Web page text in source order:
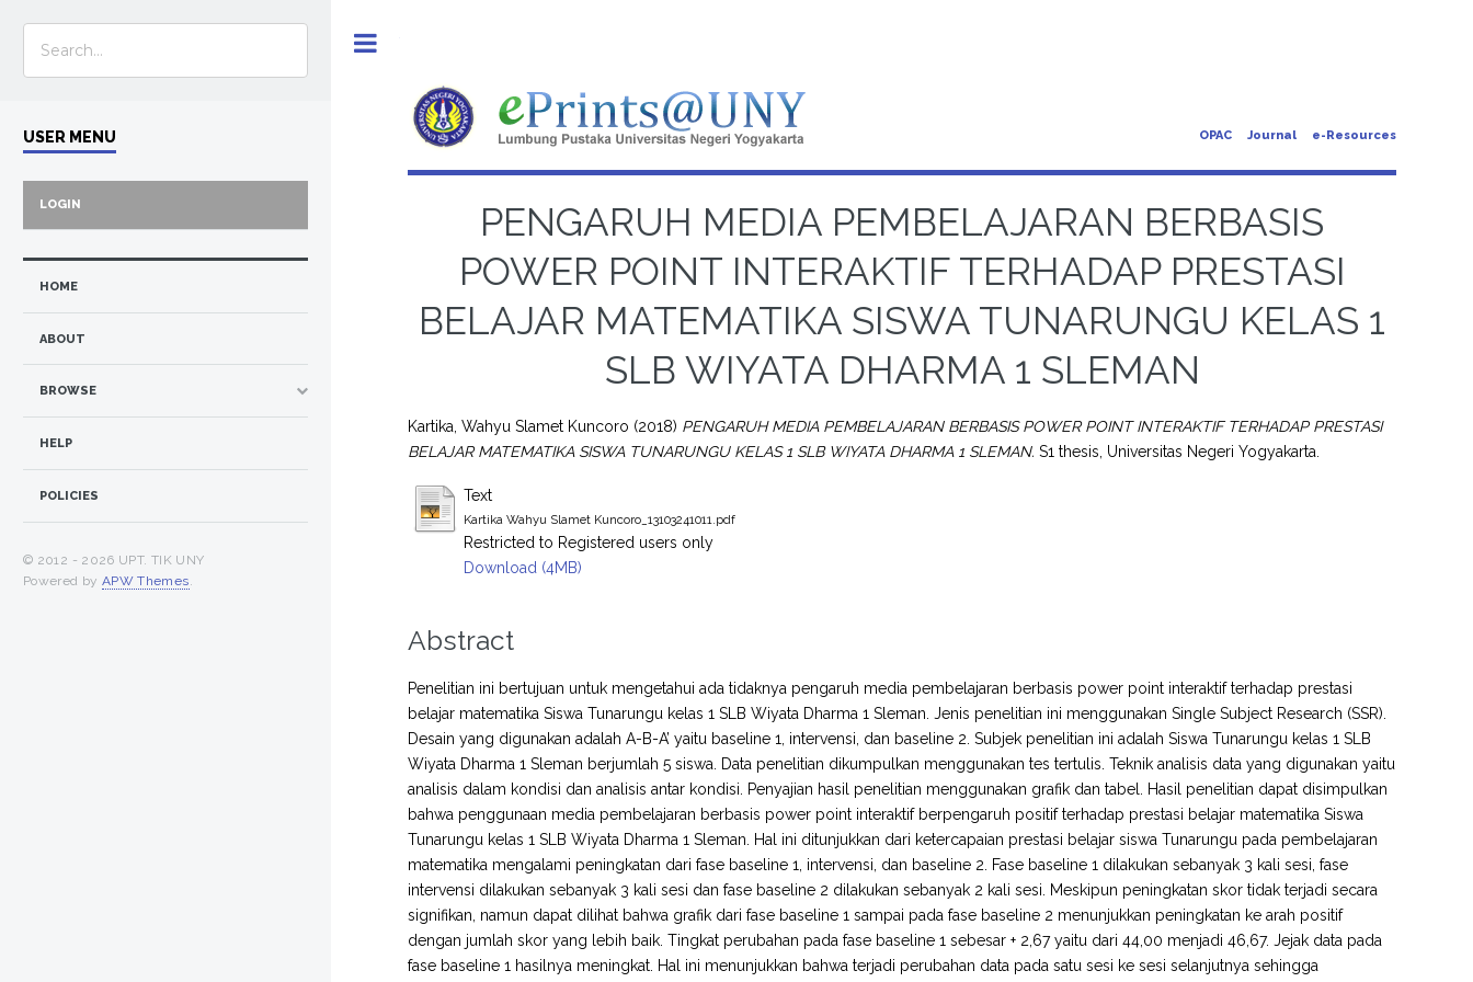
OPAC Journal e-Resources
PENGARUH MEDIA PEMBELAJARAN BERBASIS
POWER POINT INTERAKTIF TERHADAP PRESTASI
BELAJAR MATEMATIKA SISWA TUNARUNGU KELAS 1
SLB WIYATA DHARMA 1 SLEMAN
Kartika, Wahyu Slamet Kuncoro (2018) PENGARUH MEDIA PEMBELAJARAN BERBASIS POWER POINT INTERAKTIF TERHADAP PRESTASI
BELAJAR MATEMATIKA SISWA TUNARUNGU KELAS 1 SLB WIYATA DHARMA 1 SLEMAN. S1 thesis, Universitas Negeri Yogyakarta.
Text
Kartika Wahyu Slamet Kuncoro_13103241011.pdf
Restricted to Registered users only
Download (4MB)
Abstract
Penelitian ini bertujuan untuk mengetahui ada tidaknya pengaruh media pembelajaran berbasis power point interaktif terhadap prestasi
belajar matematika Siswa Tunarungu kelas 1 SLB Wiyata Dharma 1 Sleman. Jenis penelitian ini menggunakan Single Subject Research (SSR).
Desain yang digunakan adalah A-B-A’ yaitu baseline 1, intervensi, dan baseline 2. Subjek penelitian ini adalah Siswa Tunarungu kelas 1 SLB
Wiyata Dharma 1 Sleman berjumlah 5 siswa. Data penelitian dikumpulkan menggunakan tes tertulis. Teknik analisis data yang digunakan yaitu
analisis dalam kondisi dan analisis antar kondisi. Penyajian hasil penelitian menggunakan grafik dan tabel. Hasil penelitian dapat disimpulkan
bahwa penggunaan media pembelajaran berbasis power point interaktif berpengaruh positif terhadap prestasi belajar matematika Siswa
Tunarungu kelas 1 SLB Wiyata Dharma 1 Sleman. Hal ini ditunjukkan dari ketercapaian prestasi belajar siswa Tunarungu pada pembelajaran
matematika mengalami peningkatan dari fase baseline 1, intervensi, dan baseline 2. Fase baseline 1 dilakukan sebanyak 3 kali sesi, fase
intervensi dilakukan sebanyak 3 kali sesi dan fase baseline 2 dilakukan sebanyak 2 kali sesi. Meskipun peningkatan skor tidak terjadi secara
signifikan, namun dapat dilihat bahwa grafik dari fase baseline 1 sampai pada fase baseline 2 menunjukkan peningkatan ke arah positif
dengan jumlah skor yang lebih baik. Tingkat perubahan pada fase baseline 1 sebesar + 2,67 yaitu dari 44,00 menjadi 46,67. Jejak data pada
fase baseline 1 hasilnya meningkat. Hal ini menunjukkan bahwa terjadi perubahan data pada satu sesi ke sesi selanjutnya sehingga
USER MENU
LOGIN
HOME
ABOUT
BROWSE
HELP
POLICIES
© 2012 - 2026 UPT. TIK UNY
Powered by APW Themes